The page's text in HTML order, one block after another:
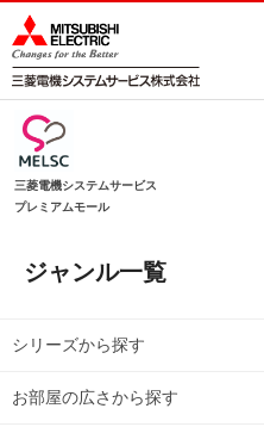
三菱電機システムサービス
プレミアムモール
ジャンル一覧
シリーズから探す
お部屋の広さから探す